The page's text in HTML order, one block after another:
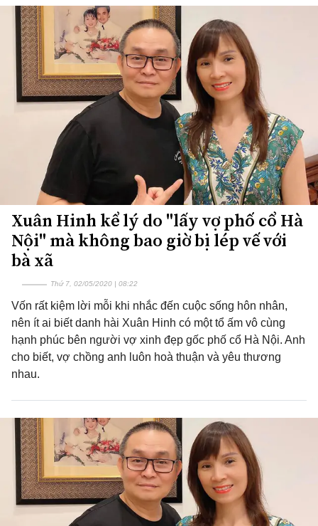
Xuân Hinh kể lý do "lấy vợ phố cổ Hà
Nội" mà không bao giờ bị lép vế với
bà xã
Thứ 7, 02/05/2020 | 08:22
Vốn rất kiệm lời mỗi khi nhắc đến cuộc sống hôn nhân,
nên ít ai biết danh hài Xuân Hinh có một tổ ấm vô cùng
hạnh phúc bên người vợ xinh đẹp gốc phố cổ Hà Nội. Anh
cho biết, vợ chồng anh luôn hoà thuận và yêu thương
nhau.